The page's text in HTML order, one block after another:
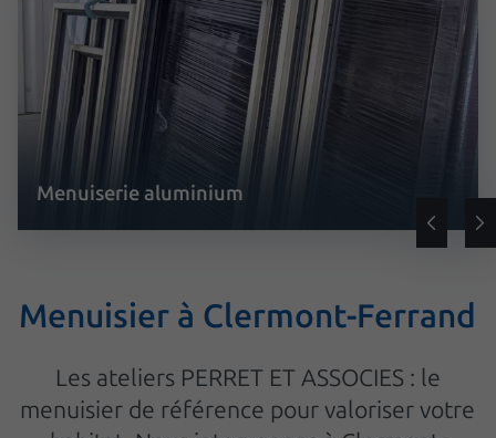
Menuiserie aluminium
Menuisier à Clermont-Ferrand
Les ateliers PERRET ET ASSOCIES : le
menuisier de référence pour valoriser votre